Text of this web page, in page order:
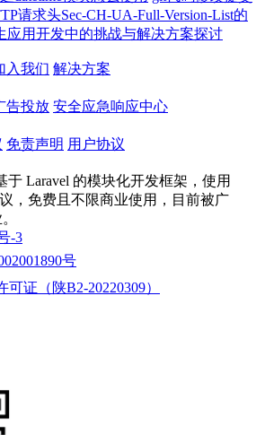
请求头Sec-CH-UA-Full-Version-List的
应用开发中的挑战与解决方案探讨
入我们 解决方案
告投放 安全应急响应中心
免责声明 用户协议
于 Laravel 的模块化开发框架，使用
，免费且不限商业使用，目前被广
-3
号
证（陕B2-20220309）